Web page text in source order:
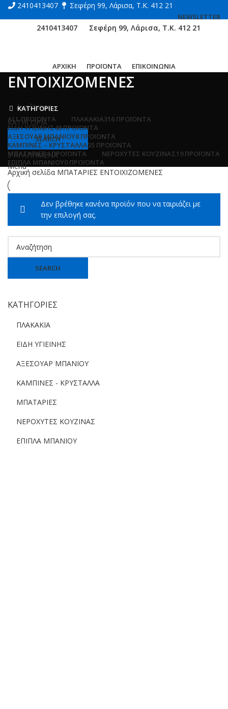
2410413407 Σεφέρη 99, Λάρισα, Τ.Κ. 412 21
NEWSLETTER
2410413407 Σεφέρη 99, Λάρισα, Τ.Κ. 412 21
ΚΑΤΗΓΟΡΙΑ
SEARCH
0ΑΓΑΠΗΜΕΝΑ
Menu
ΑΡΧΙΚΗ ΠΡΟΪΟΝΤΑ ΕΠΙΚΟΙΝΩΝΙΑ
ΕΝΤΟΙΧΙΖΟΜΕΝΕΣ
ΚΑΤΗΓΟΡΙΕΣ
ALL ΠΡΟΪΌΝΤΑ ΠΛΑΚΑΚΙΑ316 ΠΡΟΪΌΝΤΑ
ΕΙΔΗ ΥΓΙΕΙΝΗΣ48 ΠΡΟΪΌΝΤΑ
ΑΞΕΣΟΥΑΡ ΜΠΑΝΙΟΥ8 ΠΡΟΪΌΝΤΑ
ΚΑΜΠΙΝΕΣ – ΚΡΥΣΤΑΛΛΑ35 ΠΡΟΪΌΝΤΑ
ΜΠΑΤΑΡΙΕΣ4 ΠΡΟΪΌΝΤΑ ΝΕΡΟΧΥΤΕΣ ΚΟΥΖΙΝΑΣ19 ΠΡΟΪΌΝΤΑ
ΕΠΙΠΛΑ ΜΠΑΝΙΟΥ0 ΠΡΟΪΌΝΤΑ
ΚΑΤΗΓΟΡΙΕΣ
ΠΛΑΚΑΚΙΑ
ΕΙΔΗ ΥΓΙΕΙΝΗΣ
ΑΞΕΣΟΥΑΡ ΜΠΑΝΙΟΥ
ΚΑΜΠΙΝΕΣ - ΚΡΥΣΤΑΛΛΑ
ΜΠΑΤΑΡΙΕΣ
ΝΕΡΟΧΥΤΕΣ ΚΟΥΖΙΝΑΣ
ΕΠΙΠΛΑ ΜΠΑΝΙΟΥ
Αρχική σελίδα ΜΠΑΤΑΡΙΕΣ ΕΝΤΟΙΧΙΖΟΜΕΝΕΣ
Δεν βρέθηκε κανένα προϊόν που να ταιριάζει με
την επιλογή σας.
SEARCH